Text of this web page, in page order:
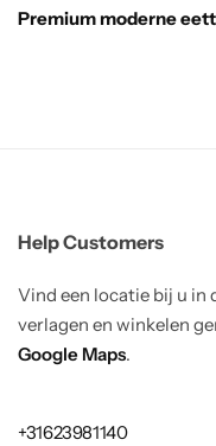
Premium moderne
Help Customers
Vind een locatie bij u in
verlagen en winkelen
Google Maps.
+31623981140